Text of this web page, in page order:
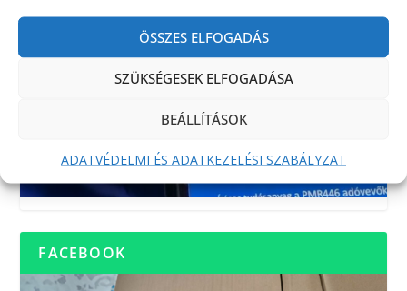
ÖSSZES ELFOGADÁS
SZÜKSÉGESEK ELFOGADÁSA
BEÁLLÍTÁSOK
ADATVÉDELMI ÉS ADATKEZELÉSI SZABÁLYZAT
FACEBOOK